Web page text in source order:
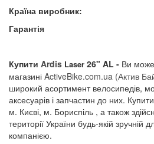
Країна виробник:
Гарантія
Купити Ardis Laser 26" AL - Ви
магазині ActiveBike.com.ua (Актив
широкий асортимент велосипедів,
аксесуарів і запчастин до них.
м. Києві, м. Бориспіль , а також
території України будь-якій
компанією.